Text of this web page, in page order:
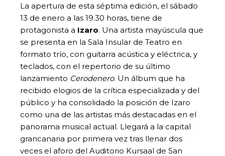
La apertura de esta séptima edición, el sábado
13 de enero a las 19.30 horas, tiene de
protagonista a Izaro. Una artista mayúscula que
se presenta en la Sala Insular de Teatro en
formato trío, con guitarra acústica y eléctrica, y
teclados, con el repertorio de su último
lanzamiento Cerodenero. Un álbum que ha
recibido elogios de la crítica especializada y del
público y ha consolidado la posición de Izaro
como una de las artistas más destacadas en el
panorama musical actual. Llegará a la capital
grancanaria por primera vez tras llenar dos
veces el aforo del Auditorio Kursaal de San